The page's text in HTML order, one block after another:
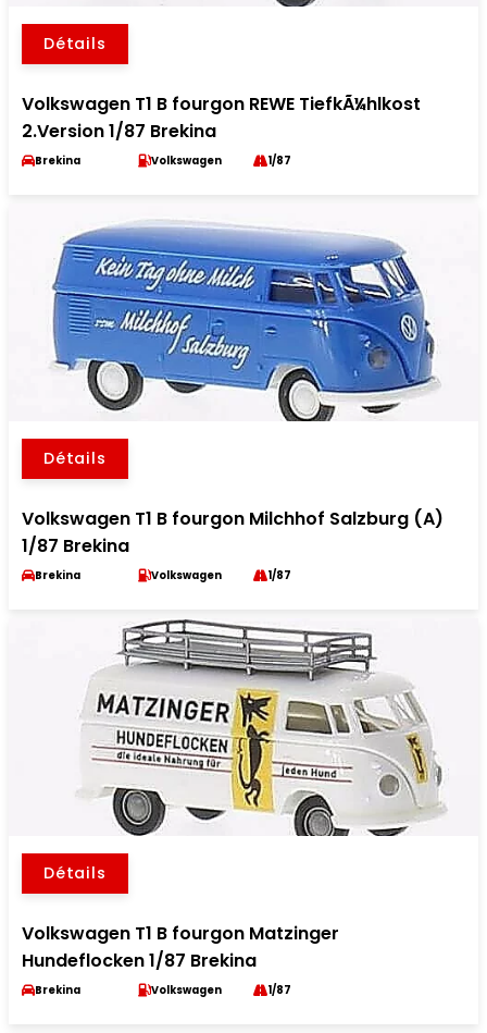
Détails
Volkswagen T1 B fourgon REWE TiefkÃ¼hlkost
2.Version 1/87 Brekina
Brekina Volkswagen 1/87
Détails
Volkswagen T1 B fourgon Milchhof Salzburg (A)
1/87 Brekina
Brekina Volkswagen 1/87
Détails
Volkswagen T1 B fourgon Matzinger
Hundeflocken 1/87 Brekina
Brekina Volkswagen 1/87